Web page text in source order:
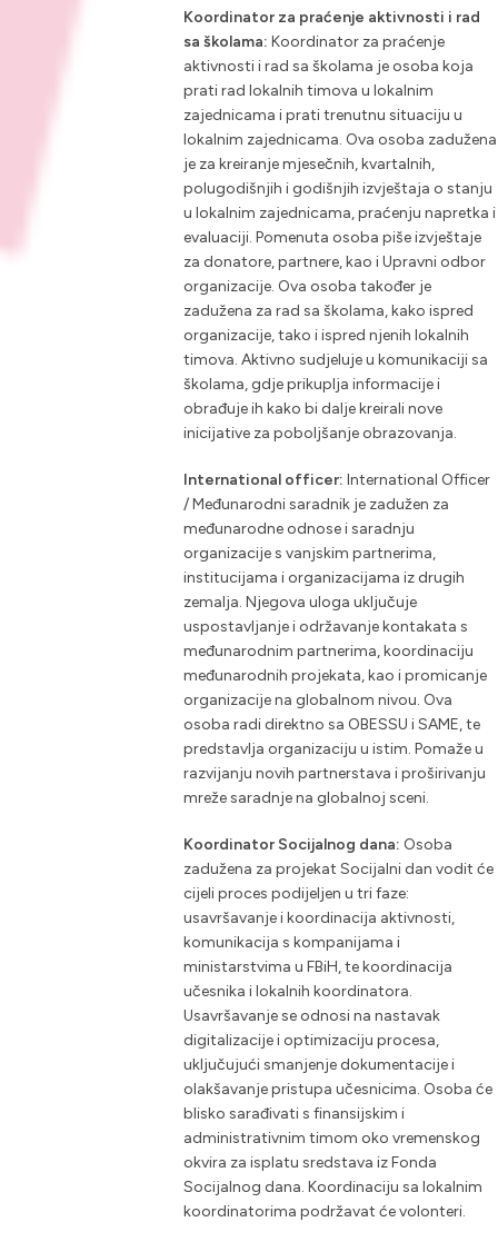
Koordinator za praćenje aktivnosti i rad
sa školama: Koordinator za praćenje
aktivnosti i rad sa školama je osoba koja
prati rad lokalnih timova u lokalnim
zajednicama i prati trenutnu situaciju u
lokalnim zajednicama. Ova osoba zadužena
je za kreiranje mjesečnih, kvartalnih,
polugodišnjih i godišnjih izvještaja o stanju
u lokalnim zajednicama, praćenju napretka i
evaluaciji. Pomenuta osoba piše izvještaje
za donatore, partnere, kao i Upravni odbor
organizacije. Ova osoba također je
zadužena za rad sa školama, kako ispred
organizacije, tako i ispred njenih lokalnih
timova. Aktivno sudjeluje u komunikaciji sa
školama, gdje prikuplja informacije i
obrađuje ih kako bi dalje kreirali nove
inicijative za poboljšanje obrazovanja.
International officer: International Officer
/ Međunarodni saradnik je zadužen za
međunarodne odnose i saradnju
organizacije s vanjskim partnerima,
institucijama i organizacijama iz drugih
zemalja. Njegova uloga uključuje
uspostavljanje i održavanje kontakata s
međunarodnim partnerima, koordinaciju
međunarodnih projekata, kao i promicanje
organizacije na globalnom nivou. Ova
osoba radi direktno sa OBESSU i SAME, te
predstavlja organizaciju u istim. Pomaže u
razvijanju novih partnerstava i proširivanju
mreže saradnje na globalnoj sceni.
Koordinator Socijalnog dana: Osoba
zadužena za projekat Socijalni dan vodit će
cijeli proces podijeljen u tri faze:
usavršavanje i koordinacija aktivnosti,
komunikacija s kompanijama i
ministarstvima u FBiH, te koordinacija
učesnika i lokalnih koordinatora.
Usavršavanje se odnosi na nastavak
digitalizacije i optimizaciju procesa,
uključujući smanjenje dokumentacije i
olakšavanje pristupa učesnicima. Osoba će
blisko sarađivati s finansijskim i
administrativnim timom oko vremenskog
okvira za isplatu sredstava iz Fonda
Socijalnog dana. Koordinaciju sa lokalnim
koordinatorima podržavat će volonteri.